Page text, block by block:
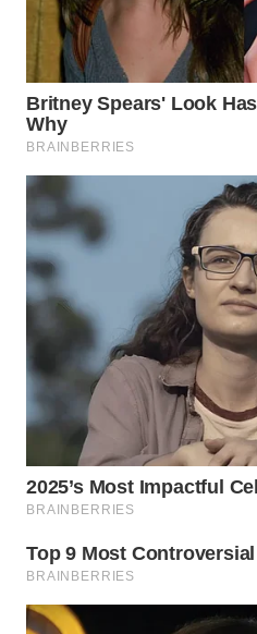
SAMOSIR
WN
PADANG
LAWAS
WN
CIANJUR
WN
KEPULAUAN
SERIBU
WN
TANGERANG
WN
CIREBON